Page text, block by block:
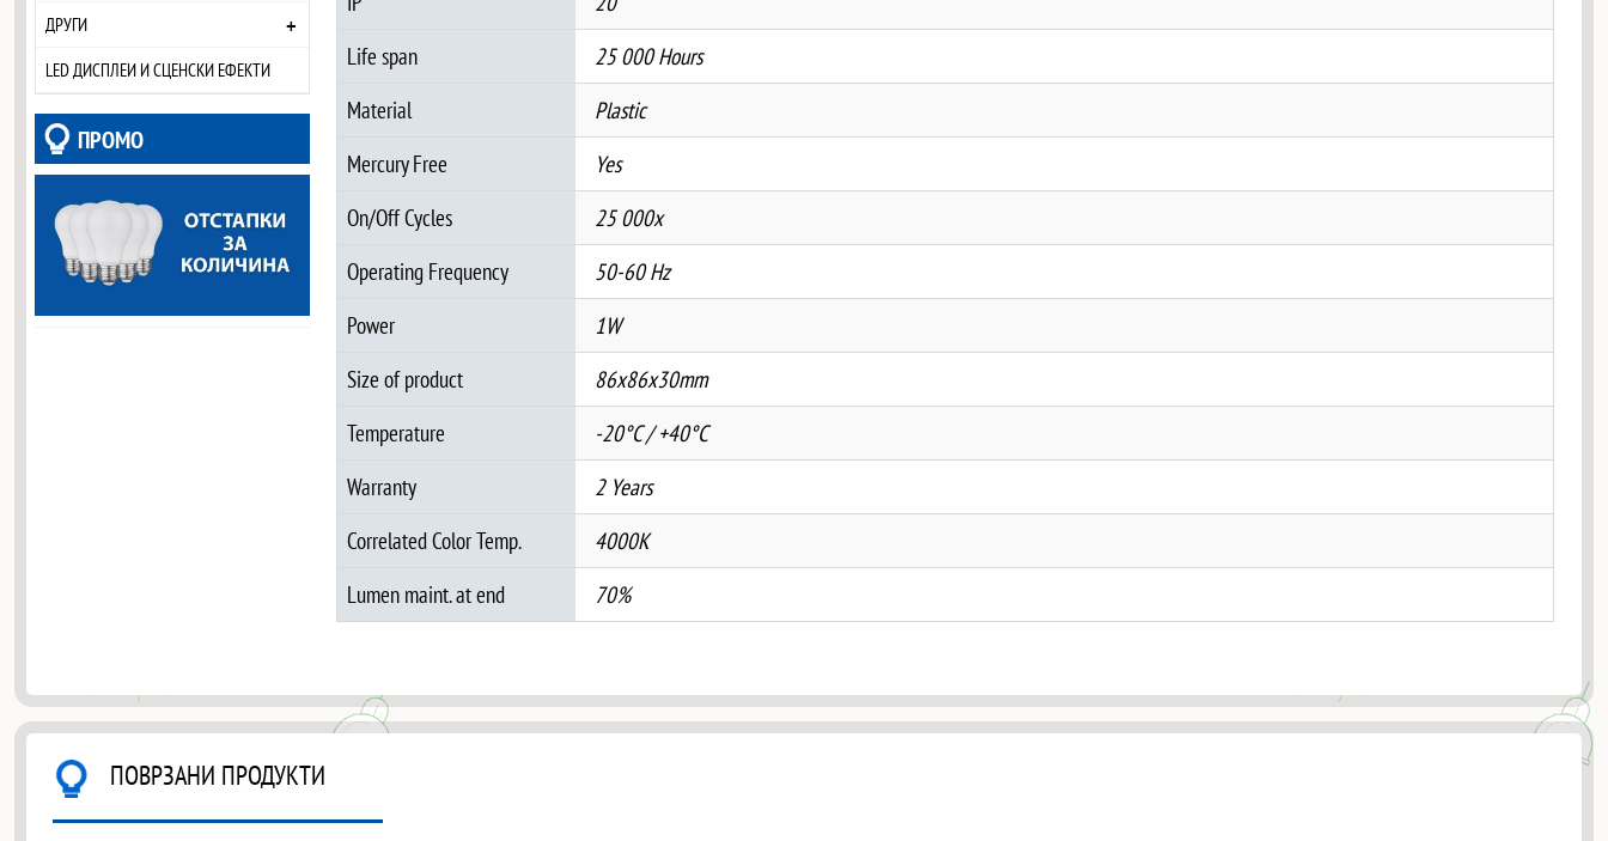
ДРУГИ +
LED ДИСПЛЕИ И СЦЕНСКИ ЕФЕКТИ
ПРОМО
Life span
25 000 Hours
Material
Plastic
Mercury Free
Yes
On/Off Cycles
25 000x
Operating Frequency
50-60 Hz
Power
1W
Size of product
86x86x30mm
Temperature
-20°C / +40°C
Warranty
2 Years
Correlated Color Temp.
4000K
Lumen maint. at end
70%
ПОВРЗАНИ ПРОДУКТИ